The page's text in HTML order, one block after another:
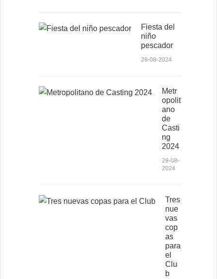
Fiesta del
niño
pescador
29-08-2024
Metr
opolit
ano
de
Casti
ng
2024
29-08-
2024
Tres
nue
vas
cop
as
para
el
Clu
b